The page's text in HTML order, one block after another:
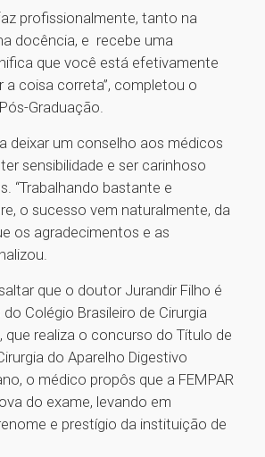
profissionalmente, tanto na
docência, e recebe uma
que você está efetivamente
a coisa correta”, completou o
Graduação.
deixar um conselho aos médicos
sensibilidade e ser carinhoso
“Trabalhando bastante e
o sucesso vem naturalmente, da
os agradecimentos e as
que o doutor Jurandir Filho é
Colégio Brasileiro de Cirurgia
que realiza o concurso do Título de
do Aparelho Digestivo
o médico propôs que a FEMPAR
do exame, levando em
e prestígio da instituição de